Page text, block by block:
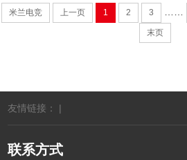
米兰电竞 上一页 1 2 3
末页
友情链接： |
联系方式